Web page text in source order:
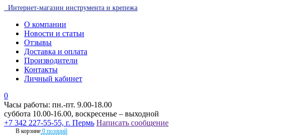
Интернет-магазин инструмента и крепежа
О компании
Новости и статьи
Отзывы
Доставка и оплата
Производители
Контакты
Личный кабинет
0
Часы работы: пн.-пт. 9.00-18.00
суббота 10.00-16.00, воскресенье – выходной
+7 342 227-55-55, г. Пермь Написать сообщение
В корзине 0 позиций